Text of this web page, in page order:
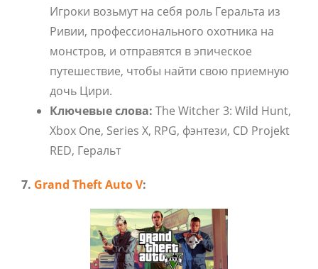
Игроки возьмут на себя роль Геральта из
Ривии, профессионального охотника на
монстров, и отправятся в эпическое
путешествие, чтобы найти свою приемную
дочь Цири.
Ключевые слова: The Witcher 3: Wild Hunt,
Xbox One, Series X, RPG, фэнтези, CD Projekt
RED, Геральт
7. Grand Theft Auto V: